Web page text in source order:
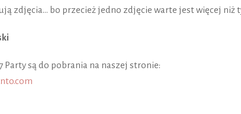
zdjęcia… bo przecież jedno zdjęcie warte jest więcej niż
Party są do pobrania na naszej stronie: